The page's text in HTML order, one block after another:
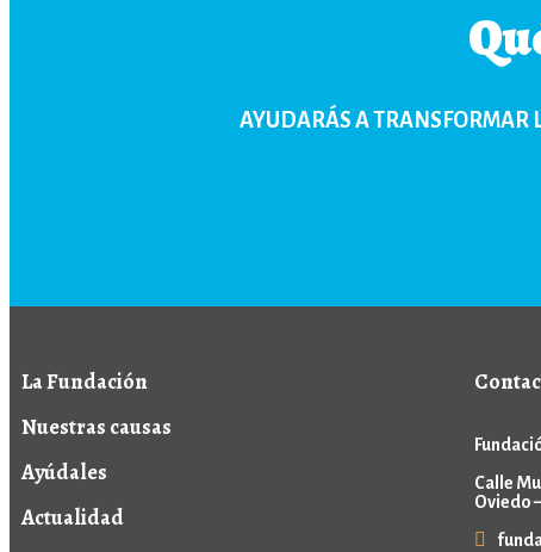
AYUDARÁS A TRANSFORMAR
La Fundación
Nuestras causas
Ayúdales
Actualidad
Calle
Oviedo